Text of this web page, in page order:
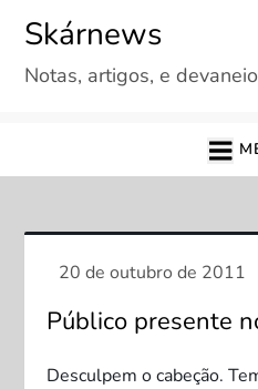
content
Skárnews
Notas, artigos, e
Público presente
Desculpem o cabeção.